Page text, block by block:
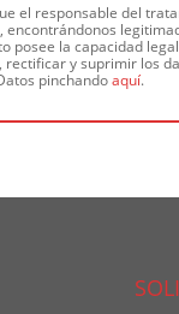
el responsable del
encontrándonos
posee la capacidad
rectificar y suprimir los
pinchandoaquí.